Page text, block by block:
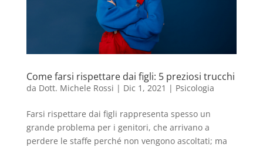
Come farsi rispettare dai figli: 5 preziosi trucchi
da Dott. Michele Rossi | Dic 1, 2021 | Psicologia
Farsi rispettare dai figli rappresenta spesso un
grande problema per i genitori, che arrivano a
perdere le staffe perché non vengono ascoltati; ma